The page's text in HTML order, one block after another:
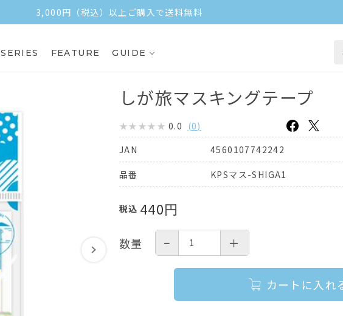
3,000円（税込）以上ご購入で送料無料
SERIES FEATURE GUIDE
しが旅マスキングテープ
0.0 (0)
JAN
4560107742242
品番 KPSマス-SHIGA1
税込 440円
数量 − ＋
カートに入れ